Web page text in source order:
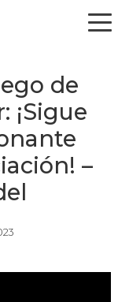
de
¡Sigue
–